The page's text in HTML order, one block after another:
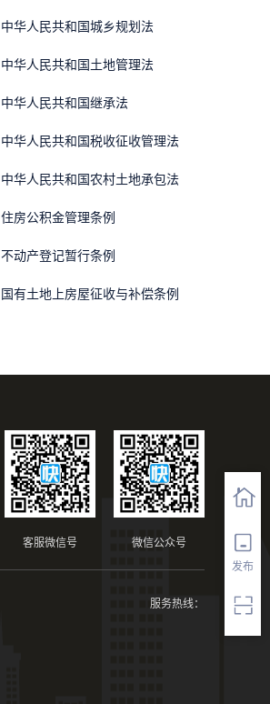
发布
· 中华人民共和国城乡规划法
· 中华人民共和国土地管理法
· 中华人民共和国继承法
· 中华人民共和国税收征收管理法
· 中华人民共和国农村土地承包法
· 住房公积金管理条例
· 不动产登记暂行条例
· 国有土地上房屋征收与补偿条例
微信公众号
客服微信号
服务热线：